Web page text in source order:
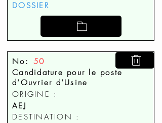
DOSSIER
No: 50
Candidature pour le poste
d’Ouvrier d’Usine
ORIGINE :
AEJ
DESTINATION :